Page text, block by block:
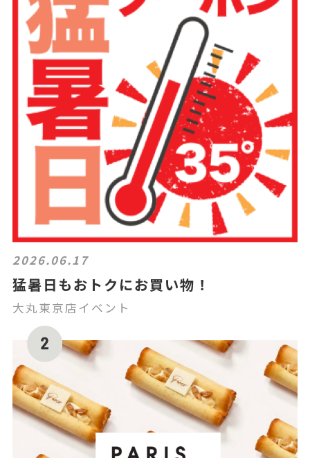
2026.06.17
猛暑日もおトクにお買い物！
大丸東京店イベント